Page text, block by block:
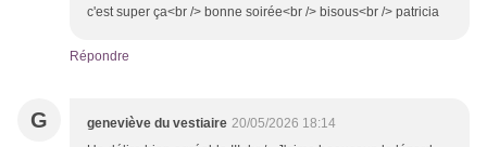
c'est super ça<br /> bonne soirée<br /> bisous<br /> patricia
Répondre
G geneviève du vestiaire 20/05/2026 18:14